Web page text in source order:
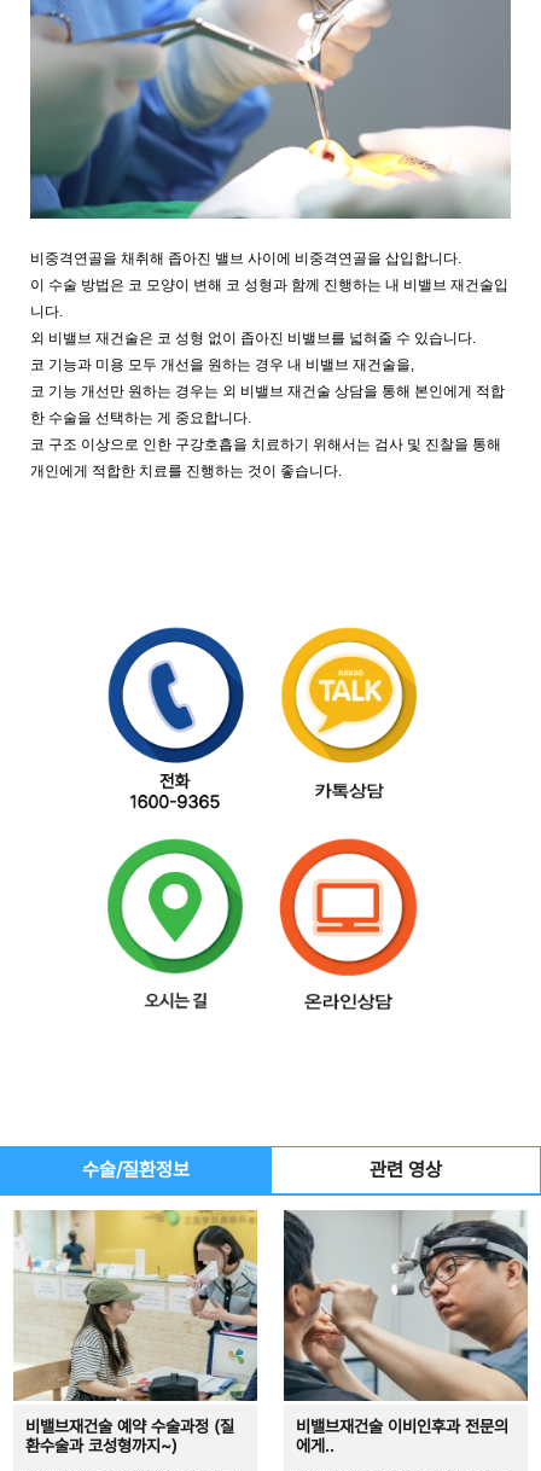
비중격연골을 채취해 좁아진 밸브 사이에 비중격연골을 삽입합니다.
이 수술 방법은 코 모양이 변해 코 성형과 함께 진행하는 내 비밸브 재건술입
니다.
외 비밸브 재건술은 코 성형 없이 좁아진 비밸브를 넓혀줄 수 있습니다.
코 기능과 미용 모두 개선을 원하는 경우 내 비밸브 재건술을,
코 기능 개선만 원하는 경우는 외 비밸브 재건술 상담을 통해 본인에게 적합
한 수술을 선택하는 게 중요합니다.
코 구조 이상으로 인한 구강호흡을 치료하기 위해서는 검사 및 진찰을 통해
개인에게 적합한 치료를 진행하는 것이 좋습니다.
수술/질환정보 관련 영상
비밸브재건술 예약 수술과정 (질
환수술과 코성형까지~)
비밸브재건술 이비인후과 전문의
에게..